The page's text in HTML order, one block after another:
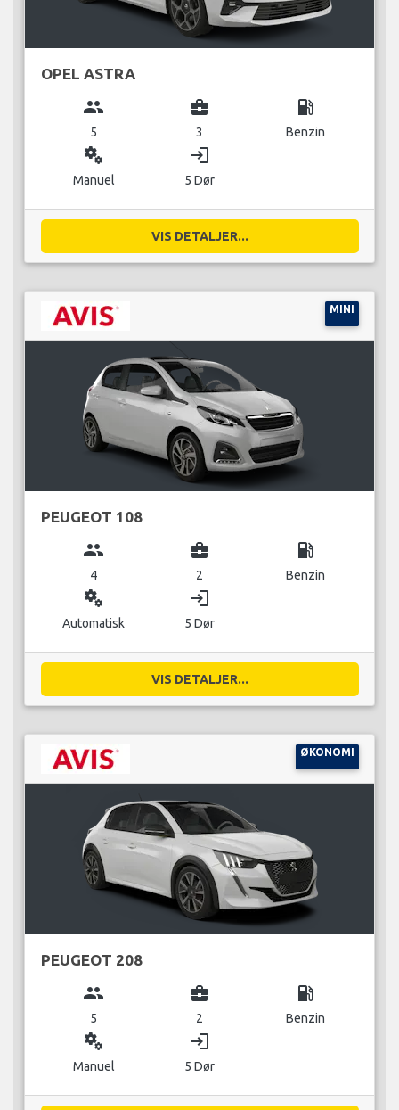
OPEL ASTRA
group
5
business_center
3
local_gas_station
Benzin
miscellaneous_services
Manuel
login
5 Dør
VIS DETALJER...
MINI
PEUGEOT 108
group
4
business_center
2
local_gas_station
Benzin
miscellaneous_services
Automatisk
login
5 Dør
VIS DETALJER...
ØKONOMI
PEUGEOT 208
group
5
business_center
2
local_gas_station
Benzin
miscellaneous_services
Manuel
login
5 Dør